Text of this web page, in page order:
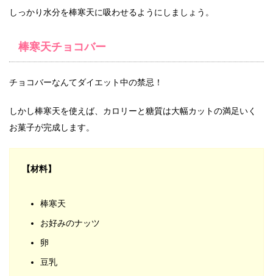
しっかり水分を棒寒天に吸わせるようにしましょう。
棒寒天チョコバー
チョコバーなんてダイエット中の禁忌！
しかし棒寒天を使えば、カロリーと糖質は大幅カットの満足いく
お菓子が完成します。
【材料】
棒寒天
お好みのナッツ
卵
豆乳